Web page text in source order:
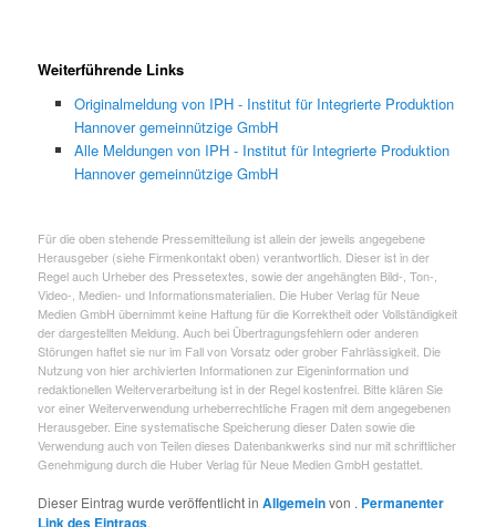
Weiterführende Links
Originalmeldung von IPH - Institut für Integrierte Produktion
Hannover gemeinnützige GmbH
Alle Meldungen von IPH - Institut für Integrierte Produktion
Hannover gemeinnützige GmbH
Für die oben stehende Pressemitteilung ist allein der jeweils angegebene
Herausgeber (siehe Firmenkontakt oben) verantwortlich. Dieser ist in der
Regel auch Urheber des Pressetextes, sowie der angehängten Bild-, Ton-,
Video-, Medien- und Informationsmaterialien. Die Huber Verlag für Neue
Medien GmbH übernimmt keine Haftung für die Korrektheit oder Vollständigkeit
der dargestellten Meldung. Auch bei Übertragungsfehlern oder anderen
Störungen haftet sie nur im Fall von Vorsatz oder grober Fahrlässigkeit. Die
Nutzung von hier archivierten Informationen zur Eigeninformation und
redaktionellen Weiterverarbeitung ist in der Regel kostenfrei. Bitte klären Sie
vor einer Weiterverwendung urheberrechtliche Fragen mit dem angegebenen
Herausgeber. Eine systematische Speicherung dieser Daten sowie die
Verwendung auch von Teilen dieses Datenbankwerks sind nur mit schriftlicher
Genehmigung durch die Huber Verlag für Neue Medien GmbH gestattet.
Dieser Eintrag wurde veröffentlicht inAllgemeinvon . Permanenter
Link des Eintrags.